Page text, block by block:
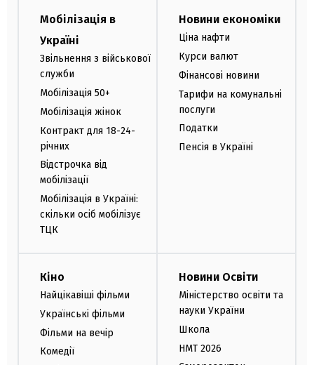
Мобілізація в
Україні
Звільнення з військової
служби
Мобілізація 50+
Мобілізація жінок
Контракт для 18-24-
річних
Відстрочка від
мобілізації
Мобілізація в Україні:
скільки осіб мобілізує
ТЦК
Новини економіки
Ціна нафти
Курси валют
Фінансові новини
Тарифи на комунальні
послуги
Податки
Пенсія в Україні
Кіно
Найцікавіші фільми
Українські фільми
Фільми на вечір
Комедії
Новини Освіти
Міністерство освіти та
науки України
Школа
НМТ 2026